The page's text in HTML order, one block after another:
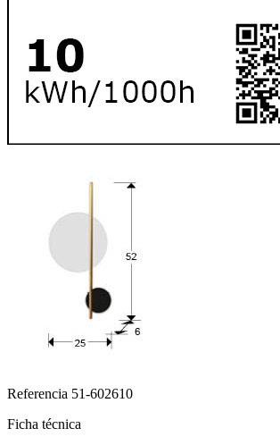
Referencia 51-602610
Ficha técnica